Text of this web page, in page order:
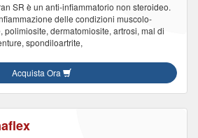
SR è un anti-infiammatorio non steroideo.
delle condizioni muscolo-
polimiosite, dermatomiosite, artrosi, mal di
spondiloartrite,
Acquista Ora